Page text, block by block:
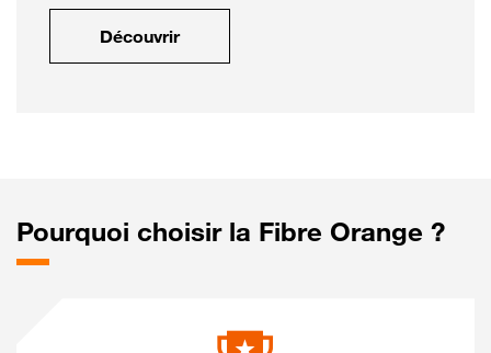
Découvrir
Pourquoi choisir la Fibre Orange ?